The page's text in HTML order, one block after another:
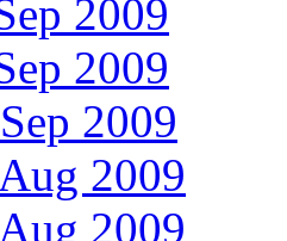
2009
2009
2009
2009
2009